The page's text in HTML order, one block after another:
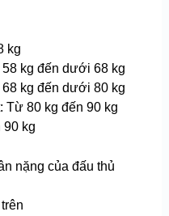
kg
kg đến dưới 68 kg
kg đến dưới 80 kg
Từ 80 kg đến 90 kg
90 kg
nặng của đấu thủ